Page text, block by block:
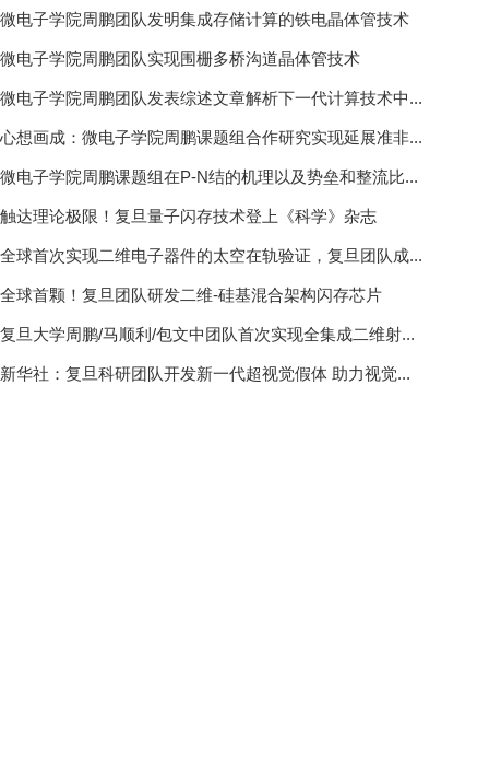
微电子学院周鹏团队发明集成存储计算的铁电晶体管技术
微电子学院周鹏团队实现围栅多桥沟道晶体管技术
微电子学院周鹏团队发表综述文章解析下一代计算技术中...
心想画成：微电子学院周鹏课题组合作研究实现延展准非...
微电子学院周鹏课题组在P-N结的机理以及势垒和整流比...
触达理论极限！复旦量子闪存技术登上《科学》杂志
全球首次实现二维电子器件的太空在轨验证，复旦团队成...
全球首颗！复旦团队研发二维-硅基混合架构闪存芯片
复旦大学周鹏/马顺利/包文中团队首次实现全集成二维射...
新华社：复旦科研团队开发新一代超视觉假体 助力视觉...